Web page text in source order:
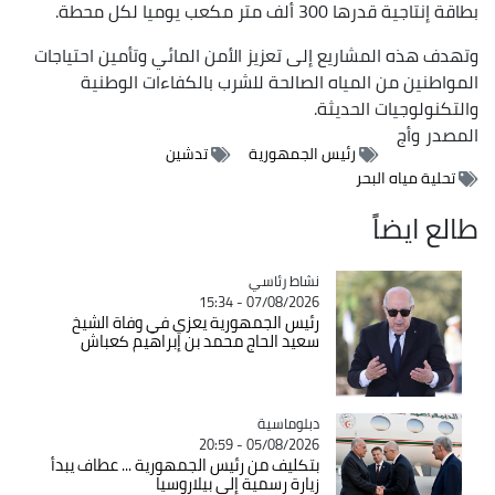
بطاقة إنتاجية قدرها 300 ألف متر مكعب يوميا لكل محطة.
وتهدف هذه المشاريع إلى تعزيز الأمن المائي وتأمين احتياجات
المواطنين من المياه الصالحة للشرب بالكفاءات الوطنية
والتكنولوجيات الحديثة.
المصدروأج
رئيس الجمهورية
تدشين
تحلية مياه البحر
طالع ايضاً
Catégorie
نشاط رئاسي
07/08/2026 - 15:34
رئيس الجمهورية يعزي في وفاة الشيخ
سعيد الحاج محمد بن إبراهيم كعباش
Catégorie
دبلوماسية
05/08/2026 - 20:59
بتكليف من رئيس الجمهورية ... عطاف يبدأ
زيارة رسمية إلى بيلاروسيا